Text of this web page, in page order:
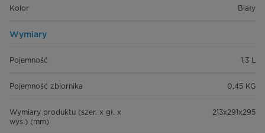
Kolor Biały
Wymiary
Pojemność 1,3 L
Pojemność zbiornika 0,45 KG
Wymiary produktu (szer. x gł. x
wys.) (mm)
213x291x295